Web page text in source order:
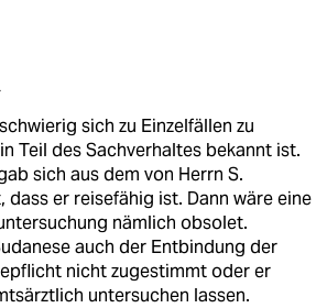
sich zu Einzelfällen zu
Teil des Sachverhaltes bekannt ist.
sich aus dem von Herrn S.
er reisefähig ist. Dann wäre eine
nämlich obsolet.
auch der Entbindung der
nicht zugestimmt oder er
untersuchen lassen.